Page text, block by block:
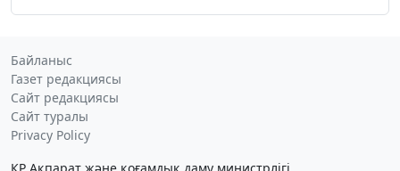
Байланыс
Газет редакциясы
Сайт редакциясы
Сайт туралы
Privacy Policy